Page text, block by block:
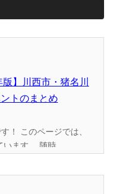
版】川西市・猪名川
トのまとめ
！ このページでは、
ます。 随時...